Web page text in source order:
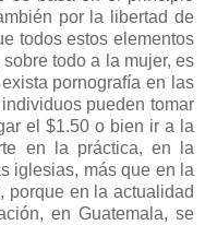
por la libertad de
todos estos elementos
todo a la mujer, es
pornografía en las
pueden tomar
el $1.50 o bien ir a la
en la práctica, en la
iglesias, más que en la
porque en la actualidad
en Guatemala, se